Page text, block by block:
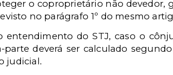
o coproprietário não devedor,
no parágrafo 1º do mesmo
entendimento do STJ, caso o
deverá ser calculado
judicial.